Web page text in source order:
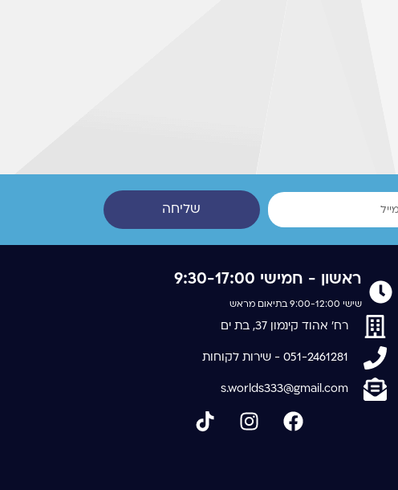
שליחה
ראשון - חמישי 9:30-17:00
שישי 9:00-12:00 בתיאום מראש
רח' אהוד קינמון 37, בת ים
051-2461281 - שירות לקוחות
s.worlds333@gmail.com
F
a
I
n
T
i